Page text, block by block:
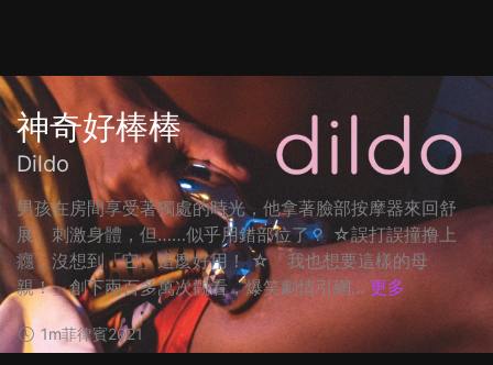
神奇好棒棒
Dildo
男孩在房間享受著獨處的時光，他拿著臉部按摩器來回舒
展、刺激身體，但……似乎用錯部位了？ ☆誤打誤撞撸上
癮，沒想到「它」這麼好用！ ☆「我也想要這樣的母
親！」創下兩百多萬次觀看，爆笑劇情引網... 更多
1m菲律賓2021